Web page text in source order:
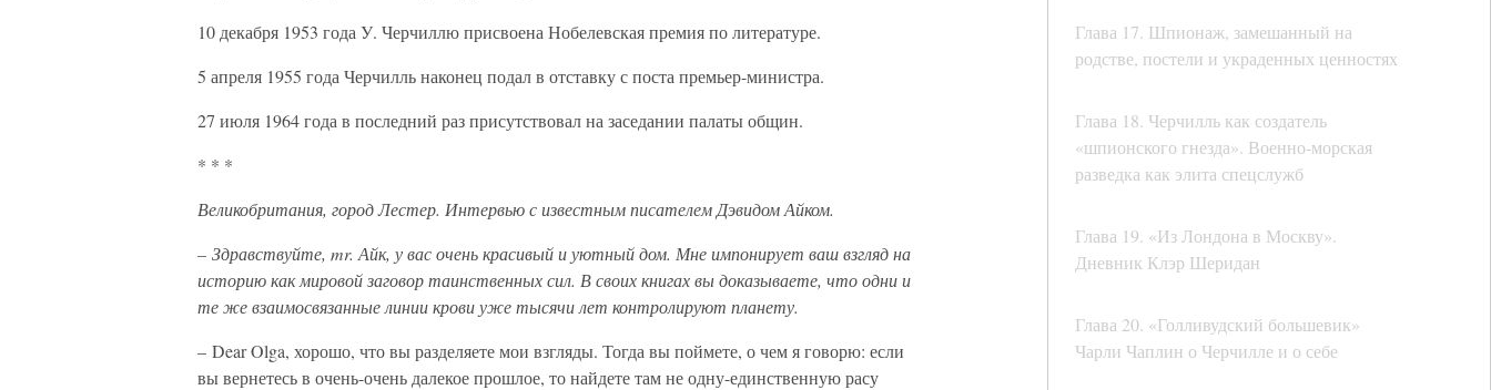
Глава 17. Шпионаж, замешанный на
родстве, постели и украденных ценностях
Глава 18. Черчилль как создатель
«шпионского гнезда». Военно-морская
разведка как элита спецслужб
Глава 19. «Из Лондона в Москву».
Дневник Клэр Шеридан
Глава 20. «Голливудский большевик»
Чарли Чаплин о Черчилле и о себе
10 декабря 1953 года У. Черчиллю присвоена Нобелевская премия по литературе.
5 апреля 1955 года Черчилль наконец подал в отставку с поста премьер-министра.
27 июля 1964 года в последний раз присутствовал на заседании палаты общин.
* * *
Великобритания, город Лестер. Интервью с известным писателем Дэвидом Айком.
– Здравствуйте, mr. Айк, у вас очень красивый и уютный дом. Мне импонирует ваш взгляд на
историю как мировой заговор таинственных сил. В своих книгах вы доказываете, что одни и
те же взаимосвязанные линии крови уже тысячи лет контролируют планету.
– Dear Olga, хорошо, что вы разделяете мои взгляды. Тогда вы поймете, о чем я говорю: если
вы вернетесь в очень-очень далекое прошлое, то найдете там не одну-единственную расу